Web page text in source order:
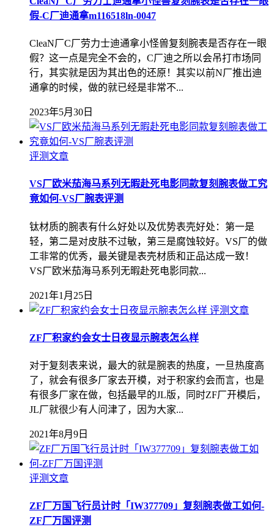
假-C厂迪通拿m116518ln-0047
CleaN厂C厂劳力士迪通拿小怪兽复刻腕表是否存在一眼
假？这一点是完全不会的，C厂迪之所以会吊打市场同
行，其实就是因为其出色的还原！其实以前N厂推出迪
通拿的时候，做的就已经是非常不...
2023年5月30日
评测文章
VS厂欧米茄海马系列无暇赴死电影同款复刻腕表做工究
竟如何-VS厂腕表评测
钛材质的腕表有什么好处以及优势表壳好处：第一是
轻，第二是对皮肤不过敏，第三是腐蚀较好。VS厂的做
工非常的优秀，最关键是表壳材质和正品达成一致！
VS厂欧米茄海马系列无暇赴死电影同款...
2021年1月25日
评测文章
ZF厂积家约会女士日夜显示腕表怎么样
对于复刻表来说，最大的就是腕表的热度，一旦热度高
了，就会有很多厂家去开模，对于积家约会而言，也是
有很多厂家在做，包括最早的JL版，同时ZF厂开模后，
JL厂就很少有人问津了，因为大家...
2021年8月9日
评测文章
ZF厂万国飞行员计时「IW377709」复刻腕表做工如何-
ZF厂万国评测